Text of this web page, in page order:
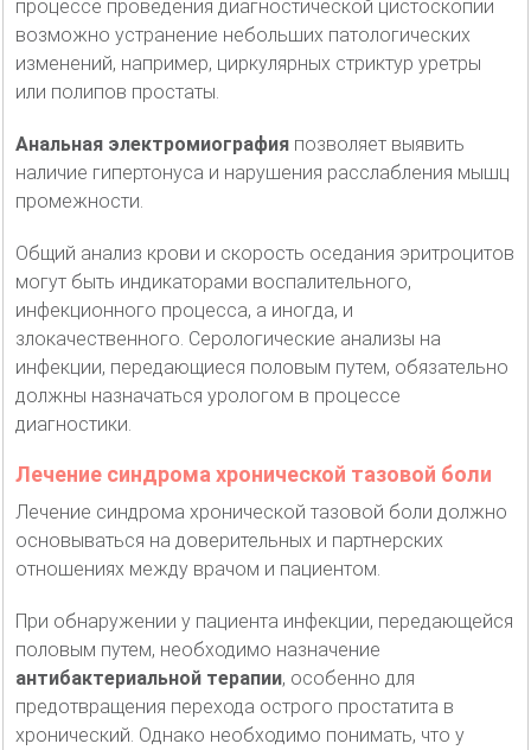
процессе проведения диагностической цистоскопии
возможно устранение небольших патологических
изменений, например, циркулярных стриктур уретры
или полипов простаты.
Анальная электромиография позволяет выявить
наличие гипертонуса и нарушения расслабления мышц
промежности.
Общий анализ крови и скорость оседания эритроцитов
могут быть индикаторами воспалительного,
инфекционного процесса, а иногда, и
злокачественного. Серологические анализы на
инфекции, передающиеся половым путем, обязательно
должны назначаться урологом в процессе
диагностики.
Лечение синдрома хронической тазовой боли
Лечение синдрома хронической тазовой боли должно
основываться на доверительных и партнерских
отношениях между врачом и пациентом.
При обнаружении у пациента инфекции, передающейся
половым путем, необходимо назначение
антибактериальной терапии, особенно для
предотвращения перехода острого простатита в
хронический. Однако необходимо понимать, что у